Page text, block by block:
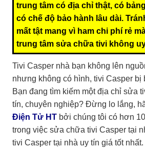
trung tâm có địa chỉ thật, có
có chế độ bảo hành lâu dài.
mất tật mang vì ham chi phí rẻ
trung tâm sửa chữa tivi không
Tivi Casper nhà bạn không lên
nhưng không có hình, tivi Casper bị
Bạn đang tìm kiếm một địa chỉ sửa
tín, chuyên nghiệp? Đừng lo lắng,
Điện Tử HT bởi chúng tôi có hơn
trong việc sửa chữa tivi Casper tại
tivi Casper tại nhà uy tín giá tốt